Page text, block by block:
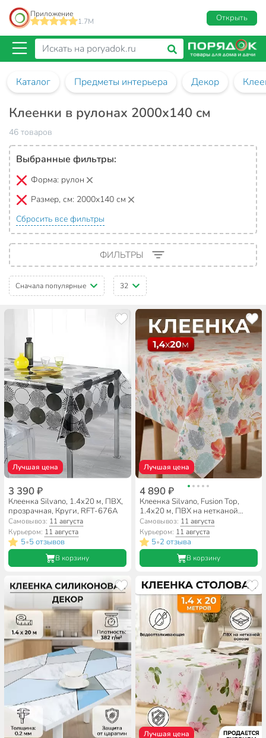
Приложение
1.7M
Открыть
Каталог Предметы интерьера Декор
Клеенки в рулонах 2000х140 см
46 товаров
Выбранные фильтры:
Форма: рулон
Размер, см: 2000х140 см
Сбросить все фильтры
ФИЛЬТРЫ
Сначала популярные 32
Лучшая цена
3 390 ₽
Клеенка Silvano, 1.4х20 м, ПВХ,
прозрачная, Круги, RFT-676A
Самовывоз: 11 августа
Курьером: 11 августа
5•5 отзывов
В корзину
Лучшая цена
4 890 ₽
Клеенка Silvano, Fusion Top,
1.4х20 м, ПВХ на нетканой
основе, FB83297
Самовывоз: 11 августа
Курьером: 11 августа
5•2 отзыва
В корзину
Лучшая цена